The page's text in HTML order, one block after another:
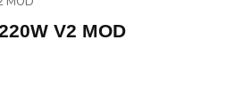
V2 MOD